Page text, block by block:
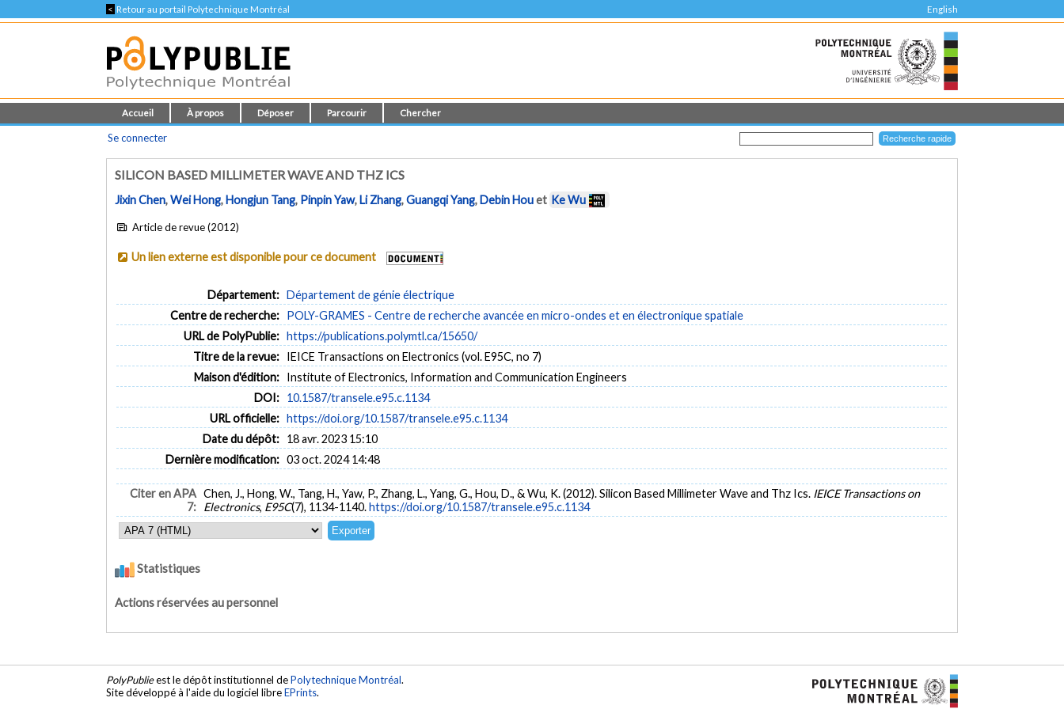
< Retour au portail Polytechnique Montréal English
Accueil À propos Déposer Parcourir Chercher
Se connecter
SILICON BASED MILLIMETER WAVE AND THZ ICS
Jixin Chen,Wei Hong,Hongjun Tang, Pinpin Yaw,Li Zhang,Guangqi Yang,Debin Houet Ke Wu
Article de revue (2012)
Un lien externe est disponible pour ce document
Département: Département de génie électrique
Centre de recherche: POLY-GRAMES - Centre de recherche avancée en micro-ondes et en électronique spatiale
URL de PolyPublie: https://publications.polymtl.ca/15650/
Titre de la revue: IEICE Transactions on Electronics (vol. E95C, no 7)
Maison d'édition: Institute of Electronics, Information and Communication Engineers
DOI: 10.1587/transele.e95.c.1134
URL officielle: https://doi.org/10.1587/transele.e95.c.1134
Date du dépôt: 18 avr. 2023 15:10
Dernière modification: 03 oct. 2024 14:48
Citer en APA
7:
Chen, J., Hong, W., Tang, H., Yaw, P., Zhang, L., Yang, G., Hou, D., & Wu, K. (2012). Silicon Based Millimeter Wave and Thz Ics. IEICE Transactions on
Electronics, E95C(7), 1134-1140.https://doi.org/10.1587/transele.e95.c.1134
Statistiques
Actions réservées au personnel
PolyPublieest le dépôt institutionnel dePolytechnique Montréal.
Site développé à l'aide du logiciel libreEPrints.